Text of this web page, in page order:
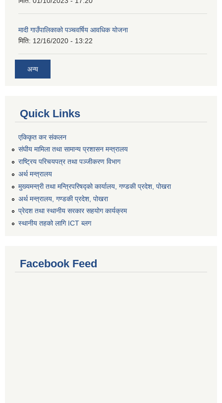
मादी गाउँपालिकाको पञ्चवर्षिय आवधिक योजना
मिति: 12/16/2020 - 13:22
अन्य
Quick Links
एकिकृत कर संकलन
संघीय मामिला तथा सामान्य प्रशासन मन्त्रालय
राष्ट्रिय परिचयपत्र तथा पञ्जीकरण विभाग
अर्थ मन्त्रालय
मुख्यमन्त्री तथा मन्त्रिपरिषद्को कार्यालय, गण्डकी प्रदेश, पोखरा
अर्थ मन्त्रालय, गण्डकी प्रदेश, पोखरा
प्रेदश तथा स्थानीय सरकार सहयोग कार्यक्रम
स्थानीय तहको लागि ICT ब्लग
Facebook Feed